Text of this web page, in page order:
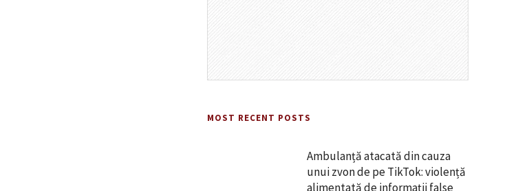
MOST RECENT POSTS
Ambulanță atacată din cauza
unui zvon de pe TikTok: violență
alimentată de informații false